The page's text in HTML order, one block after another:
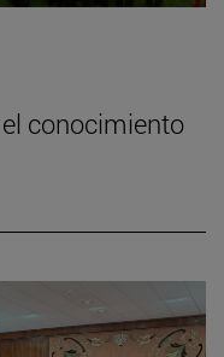
conocimiento